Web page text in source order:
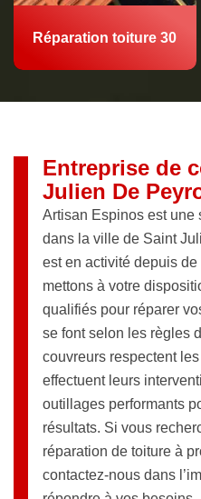
Réparation toiture 30
Entreprise de
Julien De
Artisan Espinos est une
dans la ville de Saint
est en activité depuis
mettons à votre
qualifiés pour réparer
se font selon les règles
couvreurs respectent
effectuent leurs
outillages performants
résultats. Si vous
réparation de toiture à
contactez-nous dans